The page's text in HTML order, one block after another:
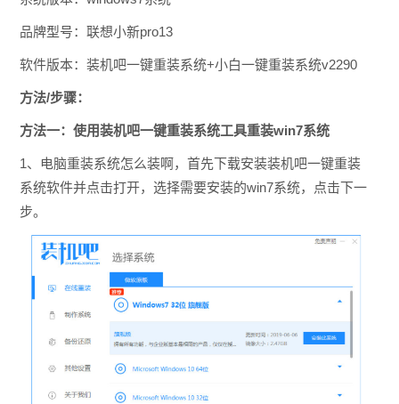
品牌型号：联想小新pro13
软件版本：装机吧一键重装系统+小白一键重装系统v2290
方法/步骤：
方法一：使用装机吧一键重装系统工具重装win7系统
1、电脑重装系统怎么装啊，首先下载安装装机吧一键重装
系统软件并点击打开，选择需要安装的win7系统，点击下一
步。